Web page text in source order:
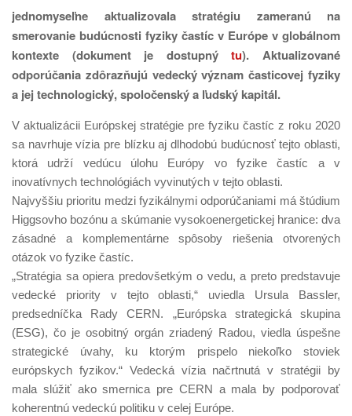
jednomyseľne aktualizovala stratégiu zameranú na
smerovanie budúcnosti fyziky častíc v Európe v globálnom
kontexte (dokument je dostupnýtu). Aktualizované
odporúčania zdôrazňujú vedecký význam časticovej fyziky
a jej technologický, spoločenský a ľudský kapitál.
V aktualizácii Európskej stratégie pre fyziku častíc z roku 2020
sa navrhuje vízia pre blízku aj dlhodobú budúcnosť tejto oblasti,
ktorá udrží vedúcu úlohu Európy vo fyzike častíc a v
inovatívnych technológiách vyvinutých v tejto oblasti.
Najvyššiu prioritu medzi fyzikálnymi odporúčaniami má štúdium
Higgsovho bozónu a skúmanie vysokoenergetickej hranice: dva
zásadné a komplementárne spôsoby riešenia otvorených
otázok vo fyzike častíc.
„Stratégia sa opiera predovšetkým o vedu, a preto predstavuje
vedecké priority v tejto oblasti,“ uviedla Ursula Bassler,
predsedníčka Rady CERN. „Európska strategická skupina
(ESG), čo je osobitný orgán zriadený Radou, viedla úspešne
strategické úvahy, ku ktorým prispelo niekoľko stoviek
európskych fyzikov.“ Vedecká vízia načrtnutá v stratégii by
mala slúžiť ako smernica pre CERN a mala by podporovať
koherentnú vedeckú politiku v celej Európe.